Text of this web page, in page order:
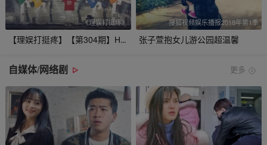
《理娱打挺疼》
【理娱打挺疼】【第304期】H.O.T回归竟然让粉丝哭到崩溃！
搜狐视频娱乐播报2018年第1季
张子萱抱女儿游公园超温馨
自媒体/网络剧 更多